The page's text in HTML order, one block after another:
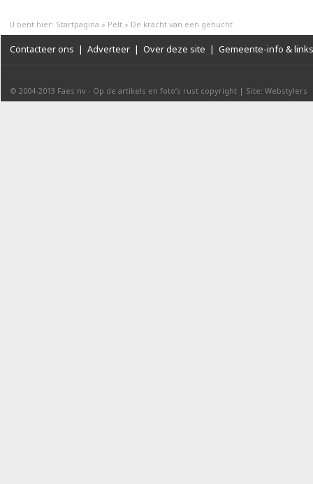
U bent hier: Startpagina » Pelt » De kracht van een gehucht
Contacteer ons | Adverteer | Over deze site | Gemeente-info & links
© 2004-2013 Faes nv - Op de artikels en foto’s rust copyright | Site: Webstylers